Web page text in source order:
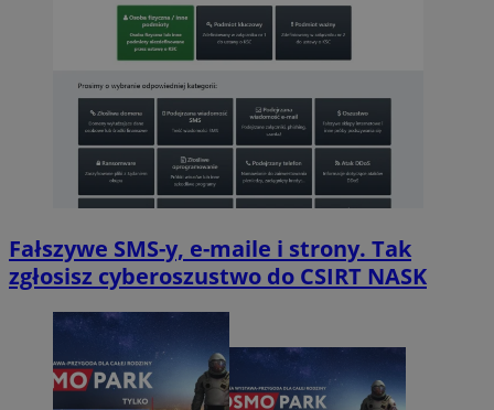
Fałszywe SMS-y, e-maile i strony. Tak
zgłosisz cyberoszustwo do CSIRT NASK